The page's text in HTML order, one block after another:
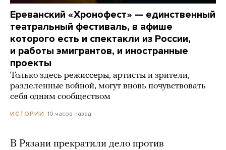
Ереванский «Хронофест» — единственный
театральный фестиваль, в афише
которого есть и спектакли из России,
и работы эмигрантов, и иностранные
проекты
Только здесь режиссеры, артисты и зрители,
разделенные войной, могут вновь почувствовать
себя одним сообществом
ИСТОРИИ 10 часов назад
В Рязани прекратили дело против